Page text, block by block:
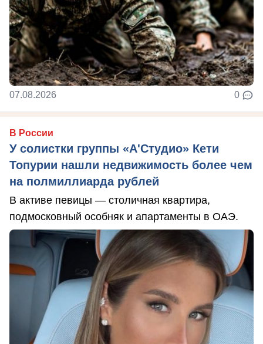
07.08.2026 0
В России
У солистки группы «А'Студио» Кети
Топурии нашли недвижимость более чем
на полмиллиарда рублей
В активе певицы — столичная квартира,
подмосковный особняк и апартаменты в ОАЭ.